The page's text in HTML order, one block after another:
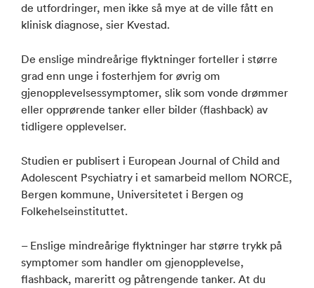
de utfordringer, men ikke så mye at de ville fått en
klinisk diagnose, sier Kvestad.
De enslige mindreårige flyktninger forteller i større
grad enn unge i fosterhjem for øvrig om
gjenopplevelsessymptomer, slik som vonde drømmer
eller opprørende tanker eller bilder (flashback) av
tidligere opplevelser.
Studien er publisert i European Journal of Child and
Adolescent Psychiatry i et samarbeid mellom NORCE,
Bergen kommune, Universitetet i Bergen og
Folkehelseinstituttet.
– Enslige mindreårige flyktninger har større trykk på
symptomer som handler om gjenopplevelse,
flashback, mareritt og påtrengende tanker. At du